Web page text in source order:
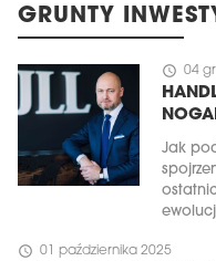
GRUNTY
schedule 04
Jak
schedule 01 października 2025